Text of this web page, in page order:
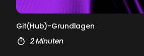
Git(Hub)-Grund­la­gen
2 Minuten